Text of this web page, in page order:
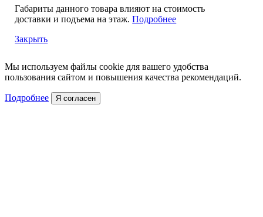
Габариты данного товара влияют на стоимость
доставки и подъема на этаж.Подробнее
Закрыть
Мы используем файлы cookie для вашего удобства
пользования сайтом и повышения качества рекомендаций.
Подробнее Я согласен